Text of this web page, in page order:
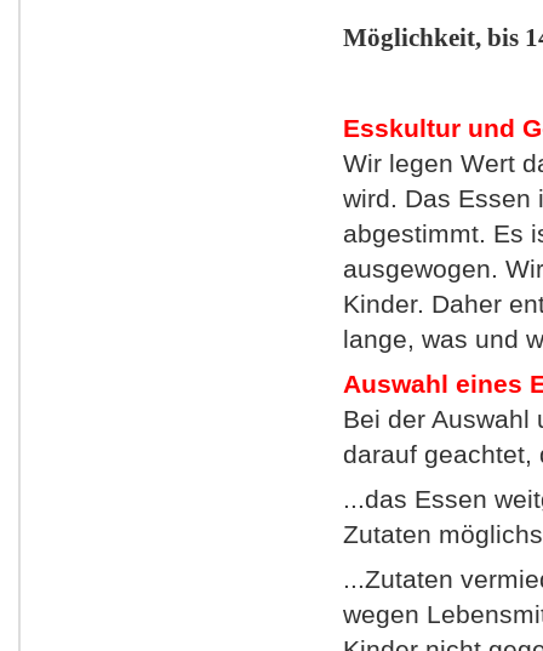
Möglichkeit, bis
Esskultur und
Wir legen Wert
wird. Das Essen
abgestimmt. Es
ausgewogen.
Kinder. Daher
lange, was und
Auswahl eines
Bei der
darauf geachtet,
...das Essen
Zutaten
...Zutaten
wegen